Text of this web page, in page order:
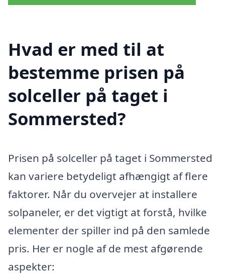
Hvad er med til at
bestemme prisen på
solceller på taget i
Sommersted?
Prisen på solceller på taget i Sommersted
kan variere betydeligt afhængigt af flere
faktorer. Når du overvejer at installere
solpaneler, er det vigtigt at forstå, hvilke
elementer der spiller ind på den samlede
pris. Her er nogle af de mest afgørende
aspekter: